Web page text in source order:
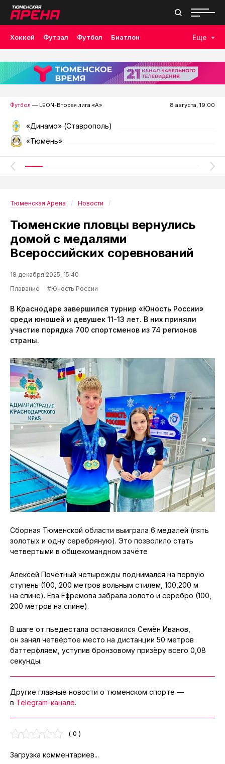
Хоккей Футзал Футбол Биатлон
Лыжные гонки Волейбол Плавание Дзюдо
Скалолазание Велоспорт Бокс
Еще
Футбол — LEON-Вторая лига «А» 8 августа, 19:00
«Динамо» (Ставрополь)
«Тюмень»
Тюменская Арена Новости
Тюменские пловцы вернулись
домой с медалями
Всероссийских соревнований
18 декабря 2025, 15:40
Плавание
#Юность России
В Краснодаре завершился турнир «Юность России»
среди юношей и девушек 11-13 лет. В них приняли
участие порядка 700 спортсменов из 74 регионов
страны.
Сборная Тюменской области выиграла 6 медалей (пять
золотых и одну серебряную). Это позволило стать
четвертыми в общекомандном зачёте
Алексей Почётный четырежды поднимался на первую
ступень (100, 200 метров вольным стилем, 100,200 м
на спине). Ева Ефремова забрала золото и серебро (100,
200 метров на спине).
В шаге от пьедестала остановился Семён Иванов,
он занял четвёртое место на дистанции 50 метров
баттерфляем, уступив бронзовому призёру всего 0,08
секунды.
Другие главные новости о тюменском спорте —
в Telegram-канале.
( 0 )
Загрузка комментариев...